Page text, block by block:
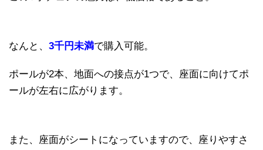
なんと、 3千円未満で購入可能。
ポールが2本、地面への接点が1つで、座面に向けてポ
ールが左右に広がります。
また、座面がシートになっていますので、座りやすさ